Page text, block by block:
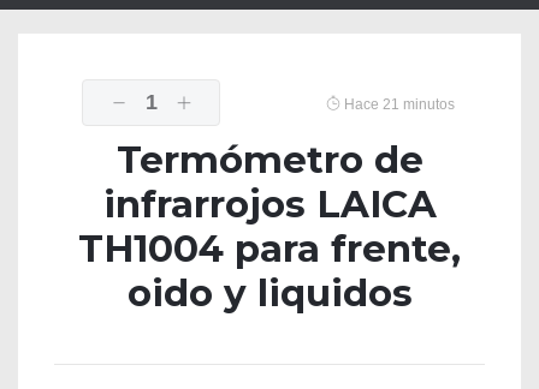
1 Hace 21 minutos
Termómetro de
infrarrojos LAICA
TH1004 para frente,
oido y liquidos